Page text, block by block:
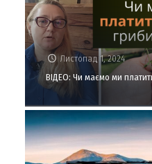
Листопад 1, 2024
ВІДЕО: Чи маємо ми